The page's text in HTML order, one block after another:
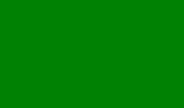
язв во рту (язвенный
в желудочно-кишечном
колита или болезни